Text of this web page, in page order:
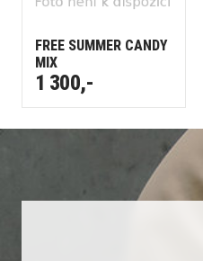
FREE SUMMER CANDY
MIX
1 300,-